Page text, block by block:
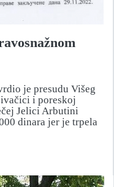
je presudu Višeg
i poreskoj
Jelici Arbutini
dinara jer je trpela